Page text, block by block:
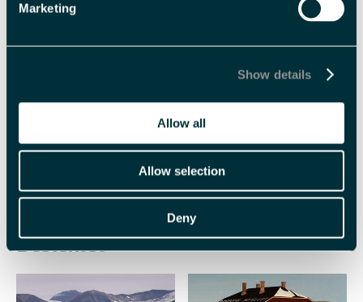
Marketing
Show details
Allow all
Allow selection
Deny
Engelsk norsk
Beslektet